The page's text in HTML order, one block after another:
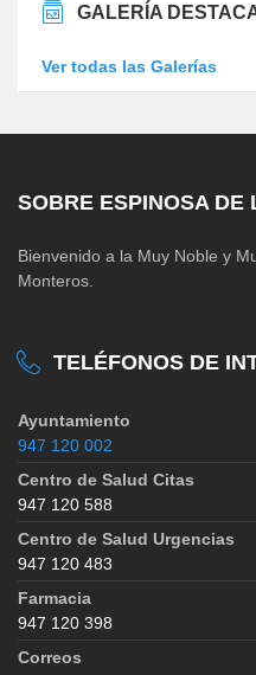
GALERÍA
Ver todas las Galerías
SOBRE ESPINOSA DE
Bienvenido a la Muy Noble y
Monteros.
TELÉFONOS DE
Ayuntamiento
947 120 002
Centro de Salud Citas
947 120 588
Centro de Salud Urgencias
947 120 483
Farmacia
947 120 398
Correos